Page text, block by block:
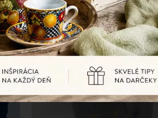
AKCIA
SKLADOM